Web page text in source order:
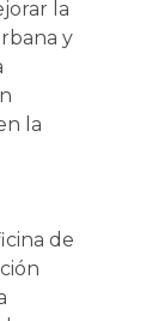
la
y
la
de